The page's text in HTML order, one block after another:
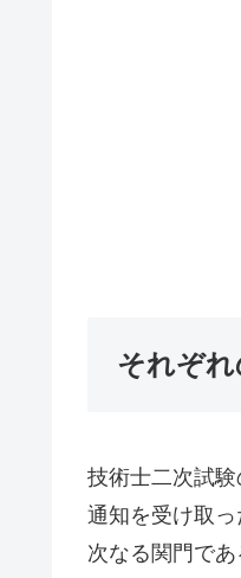
それぞ
技術士二次試
通知を受け取
次なる関門で